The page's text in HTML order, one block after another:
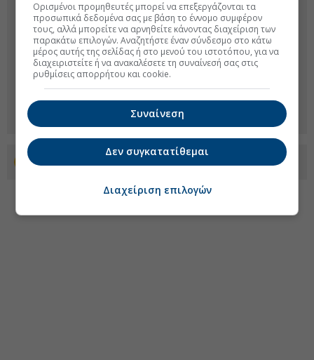
Ορισμένοι προμηθευτές μπορεί να επεξεργάζονται τα
προσωπικά δεδομένα σας με βάση το έννομο συμφέρον
τους, αλλά μπορείτε να αρνηθείτε κάνοντας διαχείριση των
παρακάτω επιλογών. Αναζητήστε έναν σύνδεσμο στο κάτω
μέρος αυτής της σελίδας ή στο μενού του ιστοτόπου, για να
διαχειριστείτε ή να ανακαλέσετε τη συναίνεσή σας στις
ρυθμίσεις απορρήτου και cookie.
Συναίνεση
Δεν συγκατατίθεμαι
Διαχείριση επιλογών